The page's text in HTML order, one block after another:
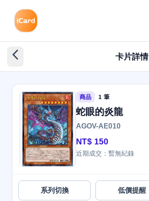
arrow_back_ios_new 卡片詳情
商品 1 筆
蛇眼的炎龍
AGOV-AE010
NT$ 150
近期成交：暫無紀錄
系列切換 低價提醒